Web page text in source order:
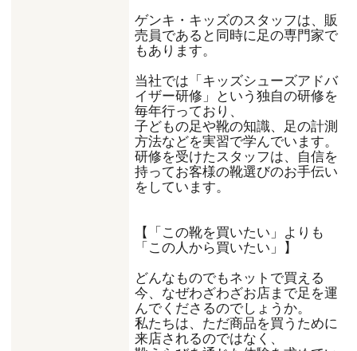
ゲンキ・キッズのスタッフは、販
売員であると同時に足の専門家で
もあります。
当社では「キッズシューズアドバ
イザー研修」という独自の研修を
毎年行っており、
子どもの足や靴の知識、足の計測
方法などを実習で学んでいます。
研修を受けたスタッフは、自信を
持ってお客様の靴選びのお手伝い
をしています。
【「この靴を買いたい」よりも
「この人から買いたい」】
どんなものでもネットで買える
今、なぜわざわざお店まで足を運
んでくださるのでしょうか。
私たちは、ただ商品を買うために
来店されるのではなく、